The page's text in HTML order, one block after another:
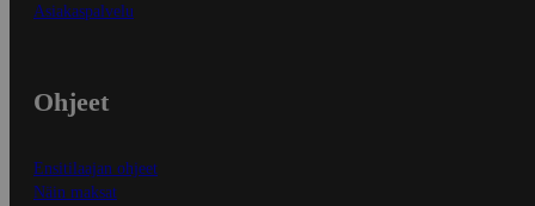
Asiakaspalvelu
Ohjeet
Ensitilaajan ohjeet
Näin maksat